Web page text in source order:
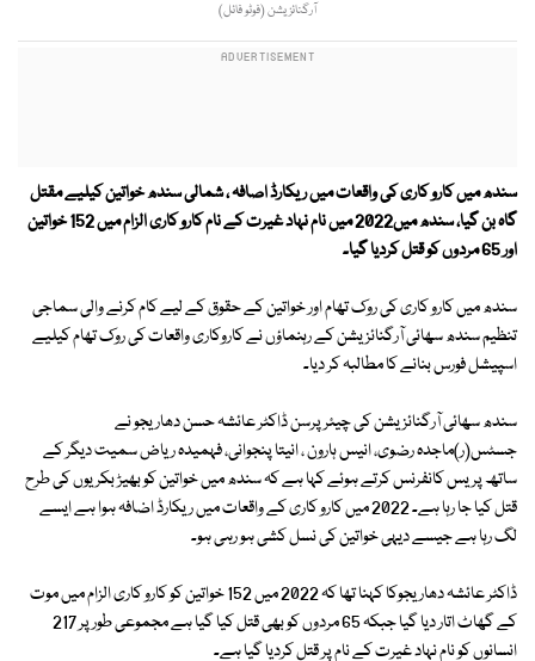
آرگنائزیشن (فوٹو فائل)
سندھ میں کارو کاری کی واقعات میں ریکارڈ اصافہ ، شمالی سندھ خواتین کیلیے مقتل
گاہ بن گیا، سندھ میں2022 میں نام نہاد غیرت کے نام کارو کاری الزام میں 152 خواتین
اور 65 مردوں کو قتل کردیا گیا۔
سندھ میں کارو کاری کی روک تھام اور خواتین کے حقوق کے لیے کام کرنے والی سماجی
تنظیم سندھ سھائی آرگنائزیشن کے رہنماؤں نے کاروکاری واقعات کی روک تھام کیلیے
اسپیشل فورس بنانے کا مطالبہ کر دیا۔
سندھ سھائی آرگنائزیشن کی چیئرپرسن ڈاکٹر عائشہ حسن دھاریجو نے
جسٹس(ر)ماجدہ رضوی، انیس ہارون ، انیتا پنجوانی، فہمیدہ ریاض سمیت دیگر کے
ساتھ پریس کانفرنس کرتے ہوئے کہا ہے کہ سندھ میں خواتین کو بھیڑ بکریوں کی طرح
قتل کیا جا رہا ہے۔ 2022 میں کارو کاری کے واقعات میں ریکارڈ اضافہ ہوا ہے ایسے
لگ رہا ہے جیسے دیہی خواتین کی نسل کشی ہو رہی ہو۔
ڈاکٹر عائشہ دھاریجوکا کہنا تھا کہ 2022 میں 152 خواتین کو کارو کاری الزام میں موت
کے گھاٹ اتار دیا گیا جبکہ 65 مردوں کو بھی قتل کیا گیا ہے مجموعی طور پر 217
انسانوں کو نام نہاد غیرت کے نام پر قتل کردیا گیا ہے۔